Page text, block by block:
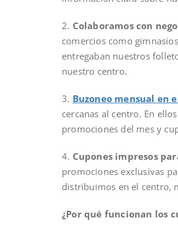
2. Colaboramos con
comercios como
entregaban nuestros
nuestro centro.
3. Buzoneo mensual en
cercanas al centro. En
promociones del mes y
4. Cupones impresos
promociones exclusivas
distribuimos en el centro,
¿Por qué funcionan los